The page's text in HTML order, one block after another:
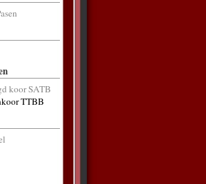
koor SATB
TTBB